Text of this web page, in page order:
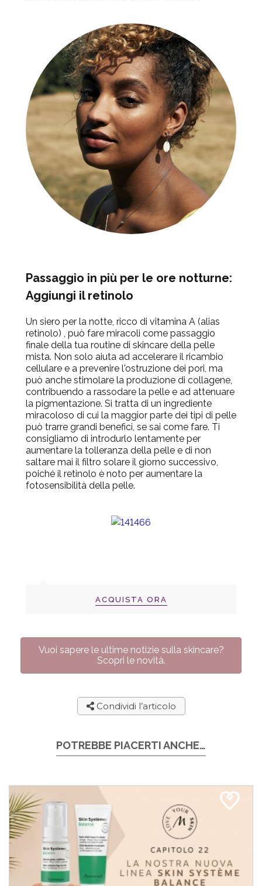
Passaggio in più per le ore notturne:
Aggiungi il retinolo
Un siero per la notte, ricco di vitamina A (alias
retinolo) , può fare miracoli come passaggio
finale della tua routine di skincare della pelle
mista. Non solo aiuta ad accelerare il ricambio
cellulare e a prevenire l'ostruzione dei pori, ma
può anche stimolare la produzione di collagene,
contribuendo a rassodare la pelle e ad attenuare
la pigmentazione. Si tratta di un ingrediente
miracoloso di cui la maggior parte dei tipi di pelle
può trarre grandi benefici, se sai come fare. Ti
consigliamo di introdurlo lentamente per
aumentare la tolleranza della pelle e di non
saltare mai il filtro solare il giorno successivo,
poiché il retinolo è noto per aumentare la
fotosensibilità della pelle.
ACQUISTA ORA
Vuoi sapere le ultime notizie sulla skincare?
Scopri le novità.
Condividi l’articolo
POTREBBE PIACERTI ANCHE…